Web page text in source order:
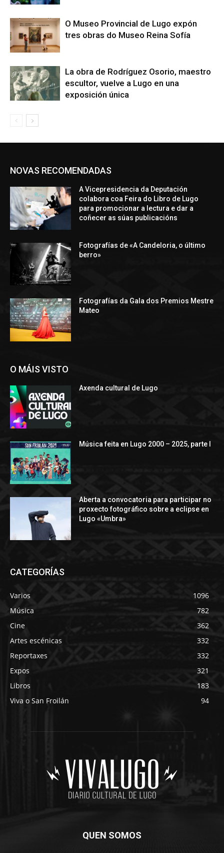
O Museo Provincial de Lugo expón
tres obras do Museo Reina Sofía
La obra de Rodríguez Osorio, maestro
escultor, vuelve a Lugo en una
exposición única
NOVAS RECOMENDADAS
A Vicepresidencia da Deputación
colabora coa Feira do Libro de Lugo
para promocionar a lectura e dar a
coñecer as súas publicacións
Fotografías de «A Candeloria, o último
berro»
Fotografías da Gala dos Premios Mestre
Mateo
O MÁIS VISTO
Axenda cultural de Lugo
Música feita en Lugo 2000 – 2025, parte I
Aberta a convocatoria para participar no
proxecto fotográfico sobre a eclipse en
Lugo «Umbra»
CATEGORÍAS
Varios
1096
Música
782
Cine
362
Artes escénicas
332
Reportaxes
332
Expos
321
Libros
183
Viva o San Froilán
94
QUEN SOMOS